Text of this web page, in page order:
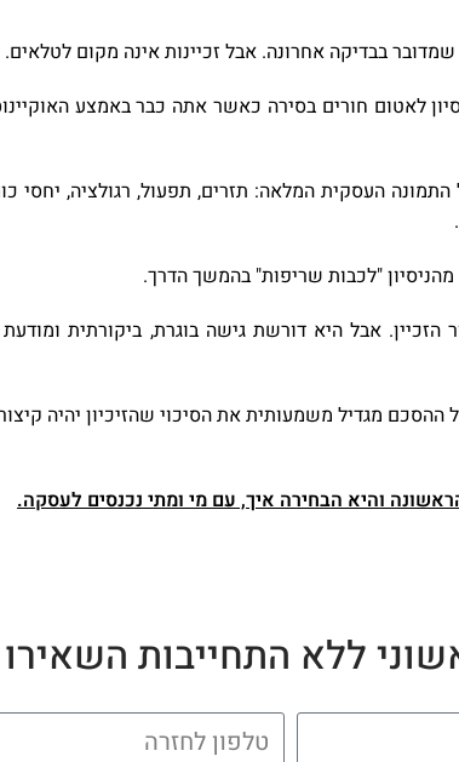
בבדיקה אחרונה. אבל זכיינות אינה מקום
לאטום חורים בסירה כאשר אתה כבר באמצע
העסקית המלאה: תזרים, תפעול, רגולציה, יחסי
"לכבות שריפות" בהמשך הדרך.
הזכיין. אבל היא דורשת גישה בוגרת, ביקורתית
ההסכם מגדיל משמעותית את הסיכוי שהזיכיון יהיה
והיא הבחירה איך, עם מי ומתי נכנסים לעסקה.
ללא התחייבות